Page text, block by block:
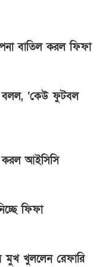
বাতিল করল ফিফা
বলল, ‘কেউ ফুটবল
করল আইসিসি
ফিফা
মুখ খুললেন রেফারি